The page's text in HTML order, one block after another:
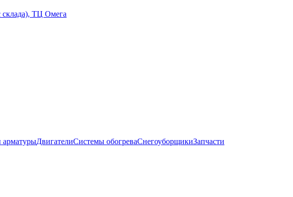
ТЦ Омега
арматурыДвигателиСистемы обогреваСнегоуборщикиЗапчасти